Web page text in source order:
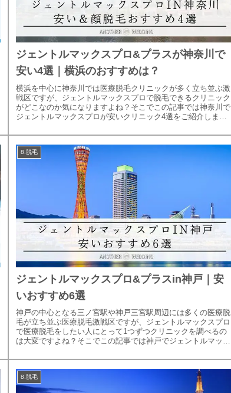
ジェントルマックスプロ&プラスが神奈川で
安い4選｜横浜のおすすめは？
横浜を中心に神奈川では医療脱毛クリニックが多く立ち並ぶ激
戦区ですが、ジェントルマックスプロで脱毛できるクリニック
がどこなのか気になりますよね？そこでこの記事では神奈川で
ジェントルマックスプロが安いクリニック4選をご紹介しま
8.脱毛
ジェントルマックスプロ&プラスin神戸｜安
いおすすめ6選
神戸の中心となる三ノ宮駅や神戸三宮駅周辺には多くの医療脱
毛が立ち並ぶ医療脱毛激戦区ですが、ジェントルマックスプロ
で医療脱毛をしたい人にとって1つずつクリニックを調べるの
は大変ですよね？そこでこの記事では神戸でジェントルマック
8.脱毛